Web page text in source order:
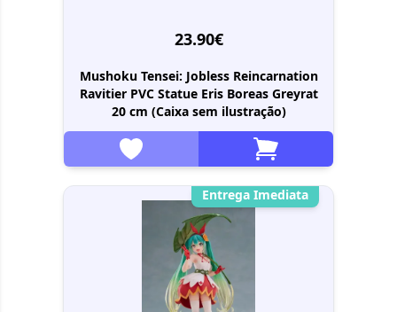
23.90€
Mushoku Tensei: Jobless Reincarnation
Ravitier PVC Statue Eris Boreas Greyrat
20 cm (Caixa sem ilustração)
Entrega Imediata